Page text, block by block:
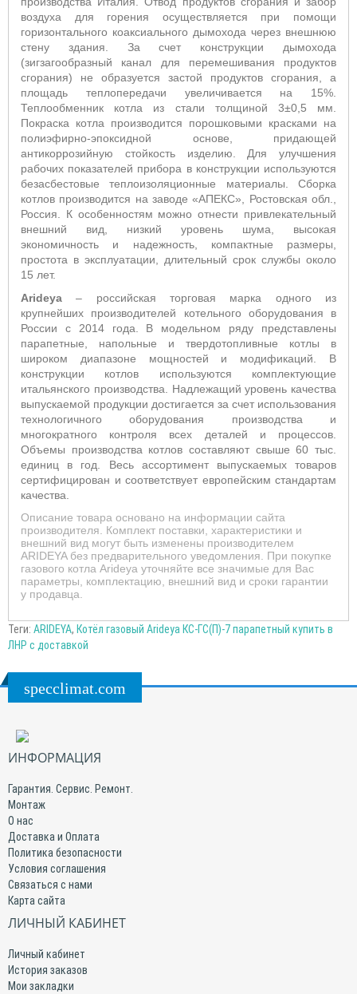
воздуха для горения осуществляется при помощи
горизонтального коаксиального дымохода через внешнюю
стену здания. За счет конструкции дымохода
(зигзагообразный канал для перемешивания продуктов
сгорания) не образуется застой продуктов сгорания, а
площадь теплопередачи увеличивается на 15%.
Теплообменник котла из стали толщиной 3±0,5 мм.
Покраска котла производится порошковыми красками на
полиэфирно-эпоксидной основе, придающей
антикоррозийную стойкость изделию. Для улучшения
рабочих показателей прибора в конструкции используются
безасбестовые теплоизоляционные материалы. Сборка
котлов производится на заводе «АПЕКС», Ростовская обл.,
Россия. К особенностям можно отнести привлекательный
внешний вид, низкий уровень шума, высокая
экономичность и надежность, компактные размеры,
простота в эксплуатации, длительный срок службы около
15 лет.
Arideya – российская торговая марка одного из
крупнейших производителей котельного оборудования в
России с 2014 года. В модельном ряду представлены
парапетные, напольные и твердотопливные котлы в
широком диапазоне мощностей и модификаций. В
конструкции котлов используются комплектующие
итальянского производства. Надлежащий уровень качества
выпускаемой продукции достигается за счет использования
технологичного оборудования производства и
многократного контроля всех деталей и процессов.
Объемы производства котлов составляют свыше 60 тыс.
единиц в год. Весь ассортимент выпускаемых товаров
сертифицирован и соответствует европейским стандартам
качества.
Описание товара основано на информации сайта
производителя. Комплект поставки, характеристики и
внешний вид могут быть изменены производителем
ARIDEYA без предварительного уведомления. При покупке
газового котла Arideya уточняйте все значимые для Вас
параметры, комплектацию, внешний вид и сроки гарантии
у продавца.
Теги: ARIDEYA, Котёл газовый Arideya КС-ГС(П)-7 парапетный купить в
ЛНР с доставкой
specclimat.com
ИНФОРМАЦИЯ
Гарантия. Сервис. Ремонт.
Монтаж
О нас
Доставка и Оплата
Политика безопасности
Условия соглашения
Связаться с нами
Карта сайта
ЛИЧНЫЙ КАБИНЕТ
Личный кабинет
История заказов
Мои закладки